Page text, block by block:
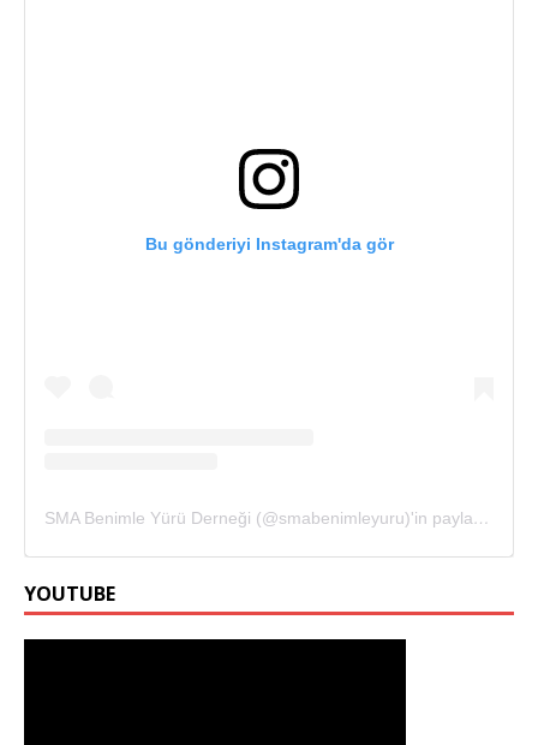
Bu gönderiyi Instagram'da gör
SMA Benimle Yürü Derneği (@smabenimleyuru)'in paylaştığı bir gönderi
YOUTUBE